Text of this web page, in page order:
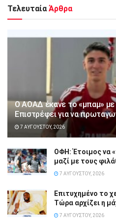
Τελευταία Άρθρα
Ο ΑΟΑΔ έκανε το «μπαμ» με
Επιστρέφει για να
7 ΑΥΓΟΎΣΤΟΥ, 2026
ΟΦΗ: Έτοιμος να
μαζί με τους
7 ΑΥΓΟΎΣΤΟΥ, 2026
Επιτυχημένο το
Τώρα αρχίζει η
7 ΑΥΓΟΎΣΤΟΥ, 2026